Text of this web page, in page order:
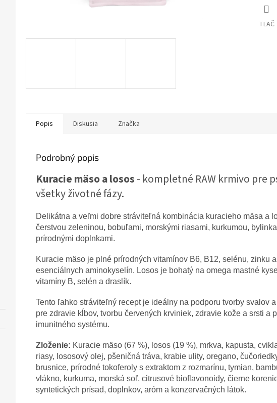
TLAČ
Popis Diskusia Značka
Podrobný popis
Kuracie mäso a losos- kompletné RAW krmivo pre
všetky životné fázy.
Delikátna a veľmi dobre stráviteľná kombinácia kuracieho mäsa a
čerstvou zeleninou, bobuľami, morskými riasami, kurkumou,
prírodnými doplnkami.
Kuracie mäso je plné prírodných vitamínov B6, B12, selénu, zinku a
esenciálnych aminokyselín. Losos je bohatý na omega mastné
vitamíny B, selén a draslík.
Tento ľahko stráviteľný recept je ideálny na podporu tvorby svalov a
pre zdravie kĺbov, tvorbu červených krviniek, zdravie kože a srsti a
imunitného systému.
Zloženie: Kuracie mäso (67 %), losos (19 %), mrkva, kapusta,
riasy, lososový olej, pšeničná tráva, krabie ulity, oregano,
brusnice, prírodné tokoferoly s extraktom z rozmarínu, tymian,
vlákno, kurkuma, morská soľ, citrusové bioflavonoidy, čierne
syntetických prísad, doplnkov, aróm a konzervačných látok.